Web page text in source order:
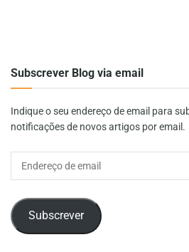
Subscrever Blog via email
Indique o seu endereço de email para
notificações de novos artigos por email.
Endereço
Subscrever